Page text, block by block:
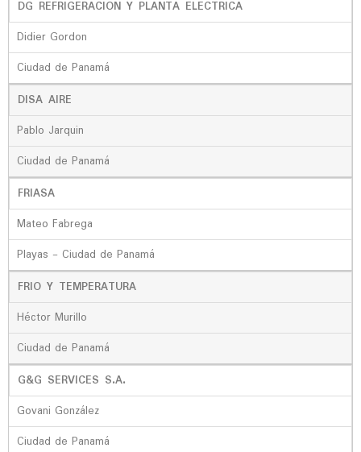
DG REFRIGERACION Y PLANTA ELECTRICA
Didier Gordon
Ciudad de Panamá
DISA AIRE
Pablo Jarquin
Ciudad de Panamá
FRIASA
Mateo Fabrega
Playas - Ciudad de Panamá
FRIO Y TEMPERATURA
Héctor Murillo
Ciudad de Panamá
G&G SERVICES S.A.
Govani González
Ciudad de Panamá